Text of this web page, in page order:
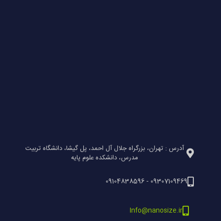
آدرس : تهران، بزرگراه جلال آل احمد، پل گیشا، دانشگاه تربیت
مدرس، دانشکده علوم پایه
09307109469 - 09104838596
Info@nanosize.ir